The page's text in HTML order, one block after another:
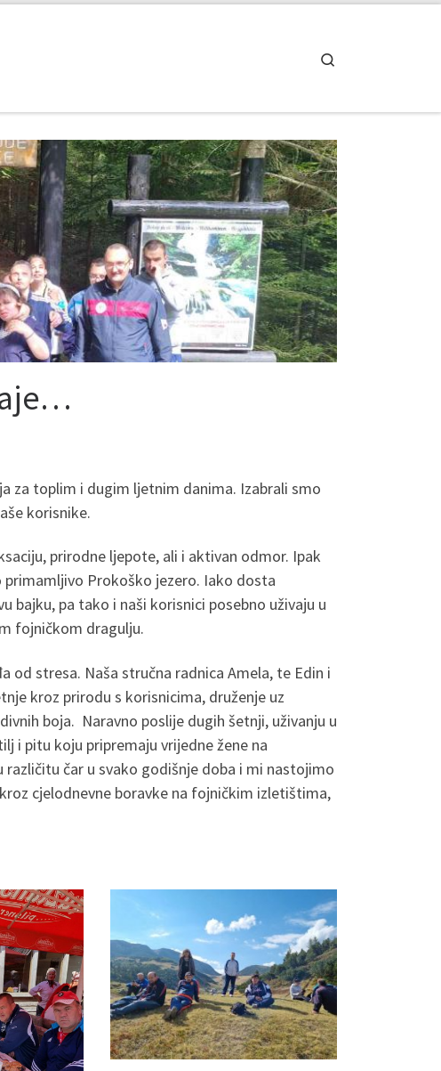
za toplim i dugim ljetnim danima. Izabrali smo
korisnike.
prirodne ljepote, ali i aktivan odmor. Ipak
primamljivo Prokoško jezero. Iako dosta
bajku, pa tako i naši korisnici posebno uživaju u
fojničkom dragulju.
od stresa. Naša stručna radnica Amela, te Edin i
kroz prirodu s korisnicima, druženje uz
boja. Naravno poslije dugih šetnji, uživanju u
i pitu koju pripremaju vrijedne žene na
čar u svako godišnje doba i mi nastojimo
cjelodnevne boravke na fojničkim izletištima,